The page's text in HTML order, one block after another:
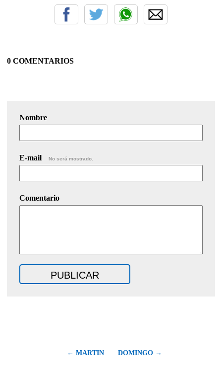
0 COMENTARIOS
Nombre
E-mail No será mostrado.
Comentario
← MARTIN DOMINGO →